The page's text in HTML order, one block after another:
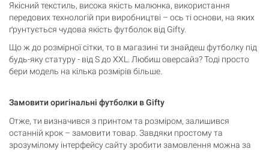
Якісний текстиль, висока якість малюнка, використання
передових технологій при виробництві – ось ті основи, на яких
ґрунтується чудова якість футболок від Gifty.
Що ж до розмірної сітки, то в магазині ти знайдеш футболку під
будь-яку статуру - від S до XXL. Любиш оверсайз? Тоді просто
бери модель на кілька розмірів більше.
Замовити оригінальні футболки в Gifty
Отже, ти визначився з принтом та розміром, залишився
останній крок – замовити товар. Завдяки простому та
зрозумілому інтерфейсу сайту зробити замовлення можна за